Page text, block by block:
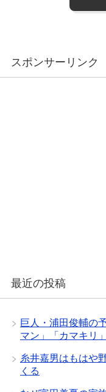
スポンサーリンク
最近の投稿
巨人・浦田俊輔の
マン」「カマキリ
糸井嘉男はもはや
くる